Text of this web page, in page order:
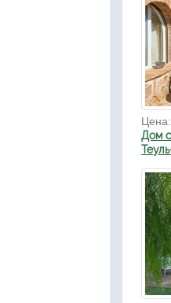
Цена:
Дом